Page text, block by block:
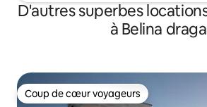
D'autres superbes
à Belina draga
Coup de cœur voyageurs
Coup de cœur voyageurs